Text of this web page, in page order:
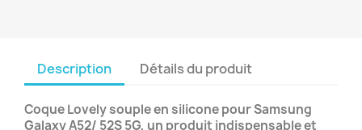
Description Détails du produit
Coque Lovely souple en silicone pour Samsung
Galaxy A52/ 52S 5G, un produit indispensable et